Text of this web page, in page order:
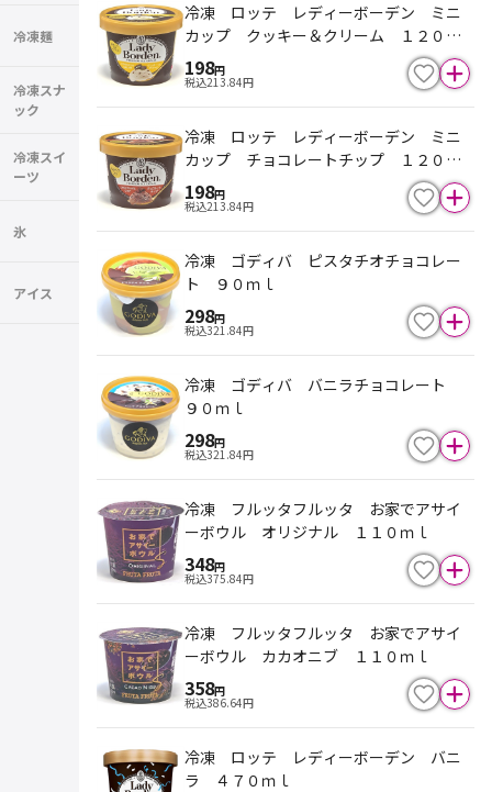
冷凍麺
冷凍スナ
ック
冷凍スイ
ーツ
氷
アイス
冷凍 ロッテ レディーボーデン ミニ
カップ クッキー＆クリーム １２０ｍ
ｌ
198円
税込213.84円
冷凍 ロッテ レディーボーデン ミニ
カップ チョコレートチップ １２０ｍ
ｌ
198円
税込213.84円
冷凍 ゴディバ ピスタチオチョコレー
ト ９０ｍｌ
298円
税込321.84円
冷凍 ゴディバ バニラチョコレート
９０ｍｌ
298円
税込321.84円
冷凍 フルッタフルッタ お家でアサイ
ーボウル オリジナル １１０ｍｌ
348円
税込375.84円
冷凍 フルッタフルッタ お家でアサイ
ーボウル カカオニブ １１０ｍｌ
358円
税込386.64円
冷凍 ロッテ レディーボーデン バニ
ラ ４７０ｍｌ